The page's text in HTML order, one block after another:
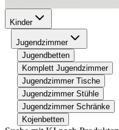
Kinder
Jugendzimmer
Jugendbetten
Komplett Jugendzimmer
Jugendzimmer Tische
Jugendzimmer Stühle
Jugendzimmer Schränke
Kojenbetten